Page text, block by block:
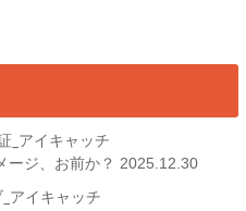
ージ、お前か？ 2025.12.30